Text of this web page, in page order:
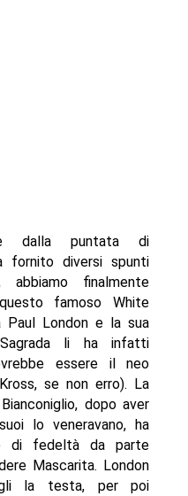
dalla puntata di
fornito diversi spunti
abbiamo finalmente
famoso White
Paul London e la sua
Sagrada li ha infatti
essere il neo
se non erro). La
dopo aver
lo veneravano, ha
di fedeltà da parte
Mascarita. London
la testa, per poi